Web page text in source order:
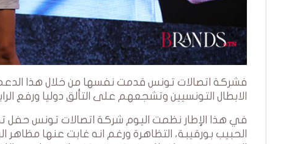
فشركة اتصالات تونس قدمت نفسها من خلال هذا
الابطال التونسيين وتشجعهم على التألق دوليا ورفع
في هذا الإطار نظمت اليوم شركة اتصالات تونس حفل
الحبيب بورقيبة، التظاهرة ورغم انه غابت عنها مظاهر